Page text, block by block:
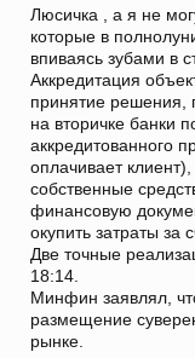
Люсичка , а я не
которые в
впиваясь зубами в
Аккредитация
принятие решения,
на вторичке банки
аккредитованного
оплачивает
собственные
финансовую
окупить затраты за
Две точные
18:14.
Минфин заявлял,
размещение
рынке.